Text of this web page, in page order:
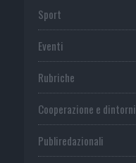
Sport
Eventi
Rubriche
Cooperazione e dintorni
Publiredazionali